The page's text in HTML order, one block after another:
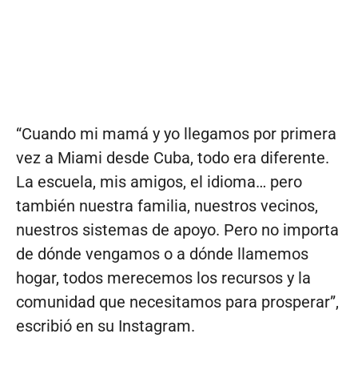
“Cuando mi mamá y yo llegamos por primera
vez a Miami desde Cuba, todo era diferente.
La escuela, mis amigos, el idioma… pero
también nuestra familia, nuestros vecinos,
nuestros sistemas de apoyo. Pero no importa
de dónde vengamos o a dónde llamemos
hogar, todos merecemos los recursos y la
comunidad que necesitamos para prosperar”,
escribió en su Instagram.